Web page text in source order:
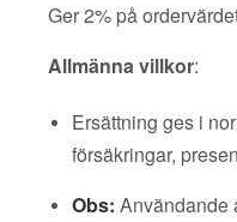
Ger 2% på
Allmänna villkor:
Ersättning ges i
försäkringar,
Obs: Användande